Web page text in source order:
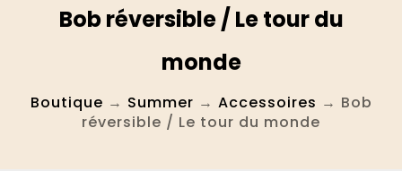
Bob réversible / Le tour du
monde
Boutique → Summer → Accessoires → Bob
réversible / Le tour du monde